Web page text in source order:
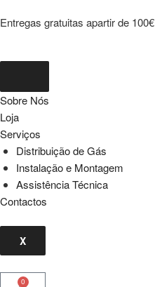
Entregas gratuitas apartir de 100€
Sobre Nós
Loja
Serviços
Distribuição de Gás
Instalação e Montagem
Assistência Técnica
Contactos
X
0